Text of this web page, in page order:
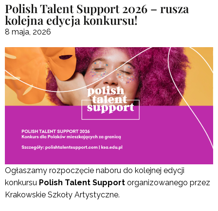
Polish Talent Support 2026 – rusza
kolejna edycja konkursu!
8 maja, 2026
Ogłaszamy rozpoczęcie naboru do kolejnej edycji
konkursu Polish Talent Support organizowanego przez
Krakowskie Szkoły Artystyczne.